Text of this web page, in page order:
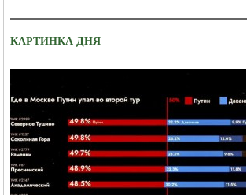
Израильская девушка-солдат: такие сейчас Барби.(Источник)
КАРТИНКА ДНЯ